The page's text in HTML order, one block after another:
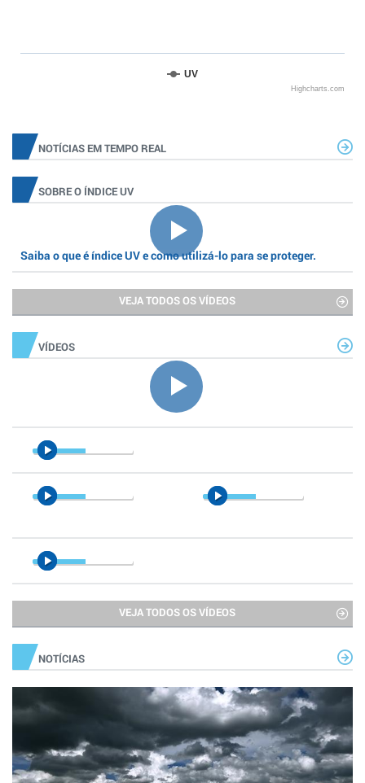
UV
Highcharts.com
NOTÍCIAS EM TEMPO REAL
SOBRE O ÍNDICE UV
Saiba o que é índice UV e como utilizá-lo para se proteger.
VEJA TODOS OS VÍDEOS
VÍDEOS
VEJA TODOS OS VÍDEOS
NOTÍCIAS